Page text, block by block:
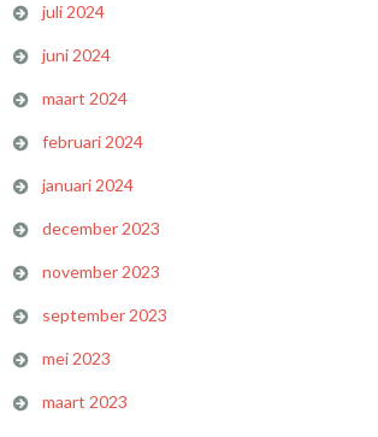
juli 2024
juni 2024
maart 2024
februari 2024
januari 2024
december 2023
november 2023
september 2023
mei 2023
maart 2023